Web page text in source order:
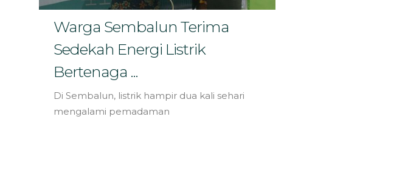
Bahasa
Warga Sembalun Terima
Sedekah Energi Listrik
Bertenaga ...
Di Sembalun, listrik hampir dua kali sehari
mengalami pemadaman